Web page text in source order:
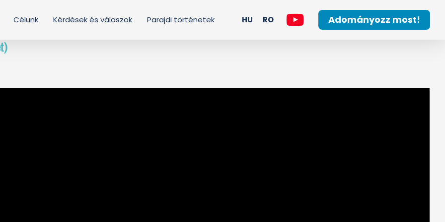
Célunk Kérdések és válaszok Parajdi történetek HU RO Adományozz most!